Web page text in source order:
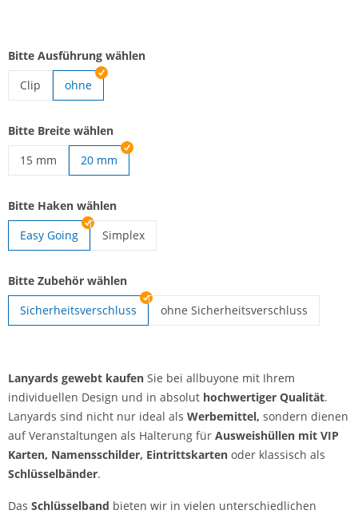
Bitte Ausführung wählen
Clip
ohne
Bitte Breite wählen
15 mm
20 mm
Bitte Haken wählen
Easy Going
Simplex
Bitte Zubehör wählen
Sicherheitsverschluss
ohne Sicherheitsverschluss
Lanyards gewebt kaufen Sie bei allbuyone mit Ihrem
individuellen Design und in absolut hochwertiger Qualität.
Lanyards sind nicht nur ideal als Werbemittel, sondern dienen
auf Veranstaltungen als Halterung für Ausweishüllen mit VIP
Karten, Namensschilder, Eintrittskarten oder klassisch als
Schlüsselbänder.
Das Schlüsselband bieten wir in vielen unterschiedlichen